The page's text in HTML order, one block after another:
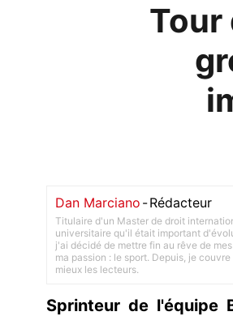
Tour
Dan Marciano -Rédacteur
Titulaire d'un Master de droit
universitaire qu'il était important
j'ai décidé de mettre fin au rêve de
ma passion : le sport. Depuis, je
mieux les lecteurs.
Sprinteur de l'équipe